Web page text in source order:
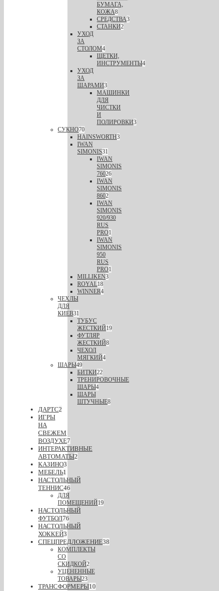
БУМАГА,
КОЖА8
СРЕДСТВА3
СТАНКИ2
УХОД
ЗА
СТОЛОМ4
ЩЕТКИ,
ИНСТРУМЕНТЫ4
УХОД
ЗА
ШАРАМИ3
МАШИНКИ
ДЛЯ
ЧИСТКИ
И
ПОЛИРОВКИ3
СУКНО70
HAINSWORTH3
IWAN
SIMONIS31
IWAN
SIMONIS
76026
IWAN
SIMONIS
8602
IWAN
SIMONIS
920/930
RUS
PRO1
IWAN
SIMONIS
950
RUS
PRO1
MILLIKEN3
ROYAL18
WINNER4
ЧЕХЛЫ
ДЛЯ
КИЕВ31
ТУБУС
ЖЕСТКИЙ19
ФУТЛЯР
ЖЕСТКИЙ8
ЧЕХОЛ
МЯГКИЙ4
ШАРЫ49
БИТКИ22
ТРЕНИРОВОЧНЫЕ
ШАРЫ4
ШАРЫ
ШТУЧНЫЕ8
ДАРТС2
ИГРЫ
НА
СВЕЖЕМ
ВОЗДУХЕ7
ИНТЕРАКТИВНЫЕ
АВТОМАТЫ2
КАЗИНО3
МЕБЕЛЬ1
НАСТОЛЬНЫЙ
ТЕННИС46
ДЛЯ
ПОМЕЩЕНИЙ19
НАСТОЛЬНЫЙ
ФУТБОЛ76
НАСТОЛЬНЫЙ
ХОККЕЙ3
СПЕЦПРЕДЛОЖЕНИЕ38
КОМПЛЕКТЫ
СО
СКИДКОЙ2
УЦЕНЕННЫЕ
ТОВАРЫ23
ТРАНСФОРМЕРЫ10